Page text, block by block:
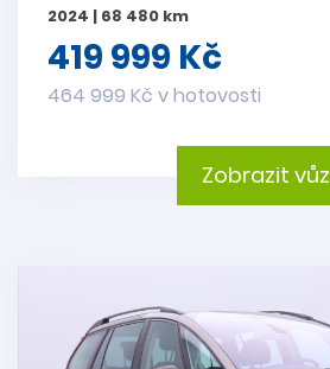
2024 | 68 480 km
419 999 Kč
464 999 Kč v hotovosti
Zobrazit vůz